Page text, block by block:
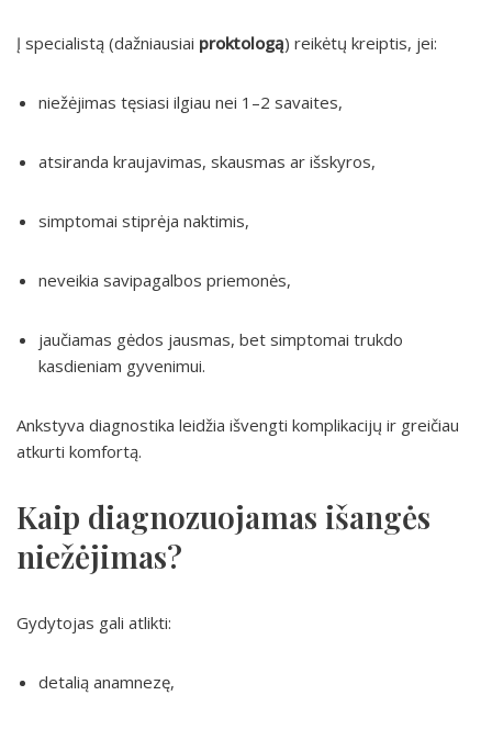
Į specialistą (dažniausiai proktologą) reikėtų kreiptis, jei:
niežėjimas tęsiasi ilgiau nei 1–2 savaites,
atsiranda kraujavimas, skausmas ar išskyros,
simptomai stiprėja naktimis,
neveikia savipagalbos priemonės,
jaučiamas gėdos jausmas, bet simptomai trukdo
kasdieniam gyvenimui.
Ankstyva diagnostika leidžia išvengti komplikacijų ir greičiau
atkurti komfortą.
Kaip diagnozuojamas išangės
niežėjimas?
Gydytojas gali atlikti:
detalią anamnezę,